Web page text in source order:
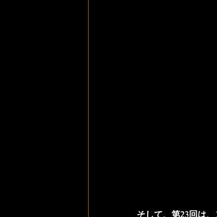
そして、第23回は